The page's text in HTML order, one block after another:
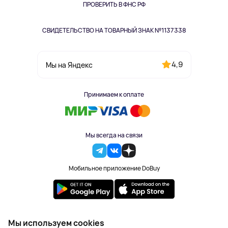
ПРОВЕРИТЬ В ФНС РФ
СВИДЕТЕЛЬСТВО НА ТОВАРНЫЙ ЗНАК №1137338
Мы на Яндекс 4,9
Принимаем к оплате
Мы всегда на связи
Мобильное приложение DoBuy
Одежда и аксессуары
2023-2026 © DoBuy. Все права защищены
Мы используем cookies